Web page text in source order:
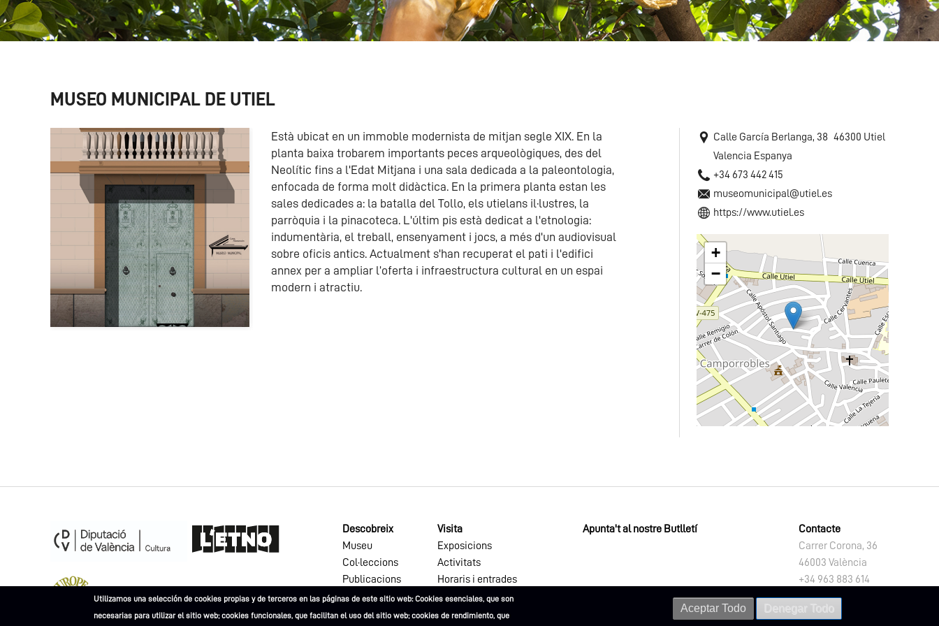
MUSEO MUNICIPAL DE UTIEL
Està ubicat en un immoble modernista de mitjan segle XIX. En la
planta baixa trobarem importants peces arqueològiques, des del
Neolític fins a l'Edat Mitjana i una sala dedicada a la paleontologia,
enfocada de forma molt didàctica. En la primera planta estan les
sales dedicades a: la batalla del Tollo, els utielans il·lustres, la
parròquia i la pinacoteca. L'últim pis està dedicat a l'etnologia:
indumentària, el treball, ensenyament i jocs, a més d'un audiovisual
sobre oficis antics. Actualment s'han recuperat el pati i l'edifici
annex per a ampliar l’oferta i infraestructura cultural en un espai
modern i atractiu.
Calle García Berlanga, 38 46300 Utiel
Valencia Espanya
+34 673 442 415
museomunicipal@utiel.es
https://www.utiel.es
+
−
Museu Europeu de l'Any 2023
Descobreix
Museu
Col·leccions
Publicacions
Visita
Exposicions
Activitats
Horaris i entrades
Apunta't al nostre Butlletí
Contacte
Carrer Corona, 36
46003 València
+34 963 883 614
letno@dival.es
Utilizamos una selección de cookies propias y de terceros en las páginas de este sitio web: Cookies esenciales, que son
necesarias para utilizar el sitio web; cookies funcionales, que facilitan el uso del sitio web; cookies de rendimiento, que
Aceptar Todo Denegar Todo